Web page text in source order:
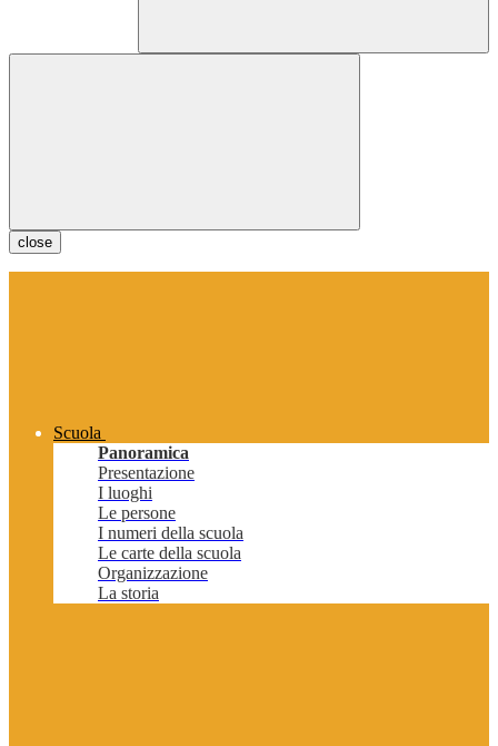
close
Scuola
Panoramica
Presentazione
I luoghi
Le persone
I numeri della scuola
Le carte della scuola
Organizzazione
La storia